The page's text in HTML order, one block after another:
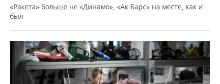
«Ракета» больше не «Динамо», «Ак Барс» на месте, как и
был